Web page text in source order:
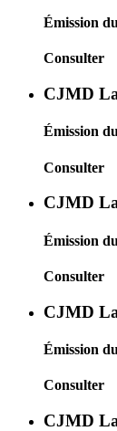
Émission
Consulter
CJMD
Émission
Consulter
CJMD
Émission
Consulter
CJMD
Émission
Consulter
CJMD